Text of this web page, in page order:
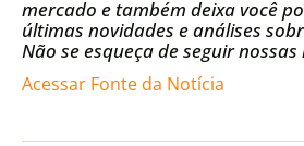
mercado e também deixa você
últimas novidades e análises
Não se esqueça de seguir nossas
Acessar Fonte da Notícia